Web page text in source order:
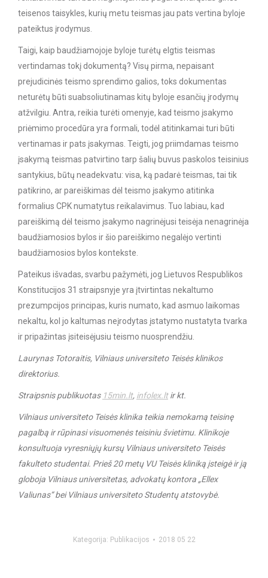
teisenos taisykles, kurių metu teismas jau pats vertina byloje
pateiktus įrodymus.
Taigi, kaip baudžiamojoje byloje turėtų elgtis teismas
vertindamas tokį dokumentą? Visų pirma, nepaisant
prejudicinės teismo sprendimo galios, toks dokumentas
neturėtų būti suabsoliutinamas kitų byloje esančių įrodymų
atžvilgiu. Antra, reikia turėti omenyje, kad teismo įsakymo
priėmimo procedūra yra formali, todėl atitinkamai turi būti
vertinamas ir pats įsakymas. Teigti, jog priimdamas teismo
įsakymą teismas patvirtino tarp šalių buvus paskolos teisinius
santykius, būtų neadekvatu: visa, ką padarė teismas, tai tik
patikrino, ar pareiškimas dėl teismo įsakymo atitinka
formalius CPK numatytus reikalavimus. Tuo labiau, kad
pareiškimą dėl teismo įsakymo nagrinėjusi teisėja nenagrinėja
baudžiamosios bylos ir šio pareiškimo negalėjo vertinti
baudžiamosios bylos kontekste.
Pateikus išvadas, svarbu pažymėti, jog Lietuvos Respublikos
Konstitucijos 31 straipsnyje yra įtvirtintas nekaltumo
prezumpcijos principas, kuris numato, kad asmuo laikomas
nekaltu, kol jo kaltumas neįrodytas įstatymo nustatyta tvarka
ir pripažintas įsiteisėjusiu teismo nuosprendžiu.
Laurynas Totoraitis, Vilniaus universiteto Teisės klinikos
direktorius.
Straipsnis publikuotas 15min.lt, infolex.ltir kt.
Vilniaus universiteto Teisės klinika teikia nemokamą teisinę
pagalbą ir rūpinasi visuomenės teisiniu švietimu. Klinikoje
konsultuoja vyresniųjų kursų Vilniaus universiteto Teisės
fakulteto studentai. Prieš 20 metų VU Teisės kliniką įsteigė ir ją
globoja Vilniaus universitetas, advokatų kontora „Ellex
Valiunas“ bei Vilniaus universiteto Studentų atstovybė.
Kategorija: Publikacijos 2018 05 22